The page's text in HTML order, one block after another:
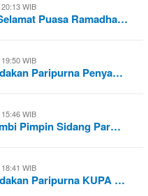
WIB
Puasa Ramadha…
WIB
Paripurna Penya…
WIB
Pimpin Sidang Par…
WIB
Paripurna KUPA …